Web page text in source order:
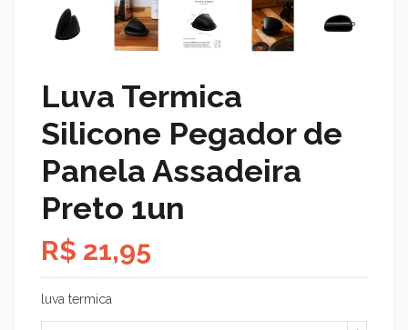
Luva Termica
Silicone Pegador de
Panela Assadeira
Preto 1un
R$ 21,95
luva termica